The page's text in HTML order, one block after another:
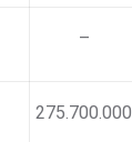
–
275.700.000